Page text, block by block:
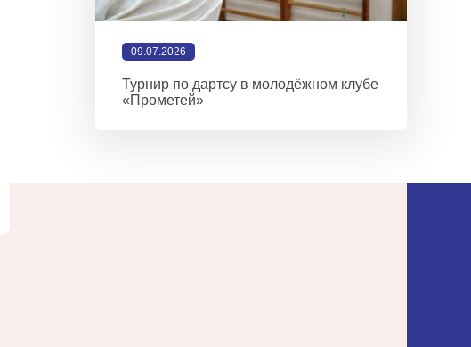
09.07.2026
Турнир по дартсу в молодёжном клубе
«Прометей»